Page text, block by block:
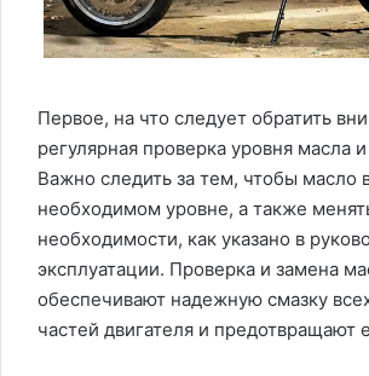
Первое, на что следует обратить
регулярная проверка уровня масла
Важно следить за тем, чтобы масло
необходимом уровне, а также
необходимости, как указано в
эксплуатации. Проверка и замена
обеспечивают надежную смазку
частей двигателя и предотвращают